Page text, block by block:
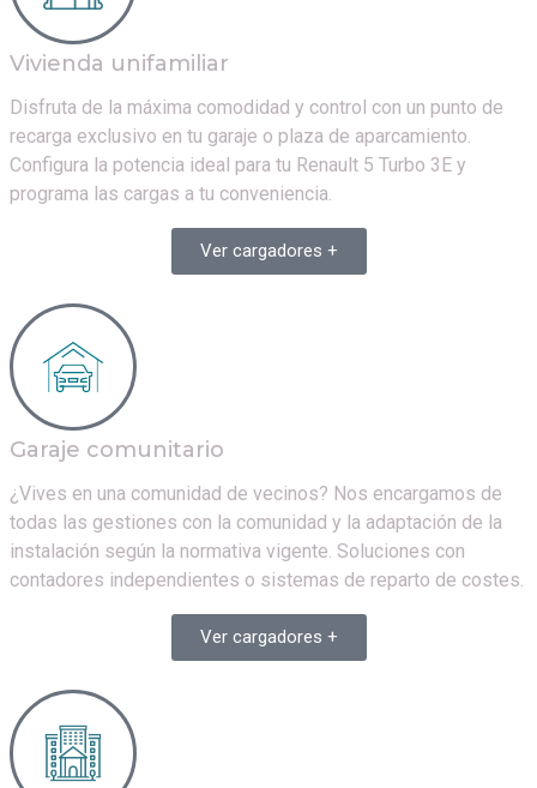
Vivienda unifamiliar
Disfruta de la máxima comodidad y control con un punto de
recarga exclusivo en tu garaje o plaza de aparcamiento.
Configura la potencia ideal para tu Renault 5 Turbo 3E y
programa las cargas a tu conveniencia.
Ver cargadores +
Garaje comunitario
¿Vives en una comunidad de vecinos? Nos encargamos de
todas las gestiones con la comunidad y la adaptación de la
instalación según la normativa vigente. Soluciones con
contadores independientes o sistemas de reparto de costes.
Ver cargadores +